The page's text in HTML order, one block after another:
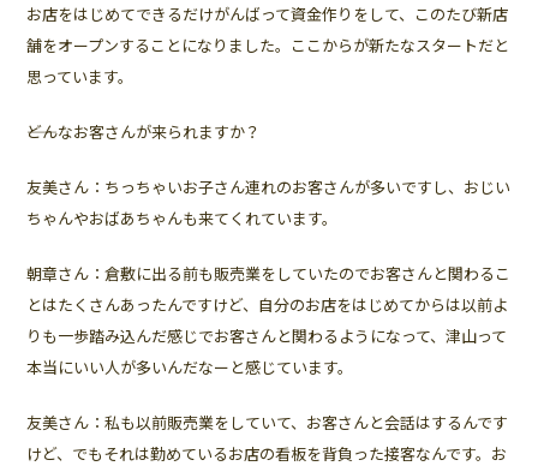
お店をはじめてできるだけがんばって資金作りをして、このたび新店
舗をオープンすることになりました。ここからが新たなスタートだと
思っています。
――どんなお客さんが来られますか？
友美さん：ちっちゃいお子さん連れのお客さんが多いですし、おじい
ちゃんやおばあちゃんも来てくれています。
朝章さん：倉敷に出る前も販売業をしていたのでお客さんと関わるこ
とはたくさんあったんですけど、自分のお店をはじめてからは以前よ
りも一歩踏み込んだ感じでお客さんと関わるようになって、津山って
本当にいい人が多いんだなーと感じています。
友美さん：私も以前販売業をしていて、お客さんと会話はするんです
けど、でもそれは勤めているお店の看板を背負った接客なんです。お